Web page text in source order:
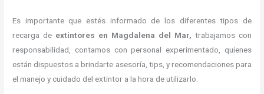
Es importante que estés informado de los diferentes tipos de
recarga de extintores en Magdalena del Mar, trabajamos con
responsabilidad, contamos con personal experimentado, quienes
están dispuestos a brindarte asesoría, tips, y recomendaciones para
el manejo y cuidado del extintor a la hora de utilizarlo.